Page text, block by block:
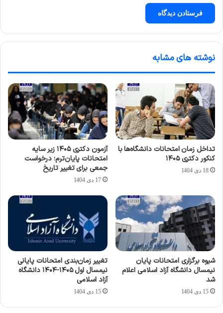
نوشته های مشابه
تداخل زمان امتحانات دانشگاه‌ها با
کنکور دکتری ۱۴۰۵
18 دی 1404
آزمون دکتری ۱۴۰۵ زیر سایه
امتحانات پایان‌ترم؛ درخواست
جمعی برای تغییر تاریخ
17 دی 1404
شیوه برگزاری امتحانات پایان
نیمسال دانشگاه آزاد اسلامی اعلام
شد
15 دی 1404
تغییر زمان‌بندی امتحانات پایانی
نیمسال اول ۱۴۰۵-۱۴۰۴ دانشگاه
آزاد اسلامی
15 دی 1404